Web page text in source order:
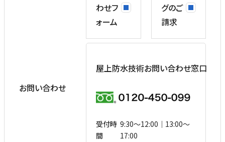
お問い合わせ
わせフ
ォーム
グのご
請求
屋上防水技術お問い合わせ窓口
受付時
間
9:30〜12:00｜13:00〜
17:00